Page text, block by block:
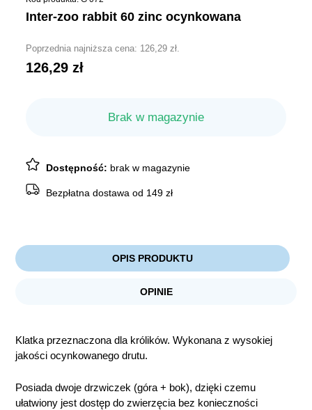
inter-zoo rabbit 60 zinc ocynkowana
Poprzednia najniższa cena: 126,29zł.
126,29zł
Brak w magazynie
Dostępność: brak w magazynie
Bezpłatna dostawa od 149 zł
OPIS PRODUKTU
OPINIE
Klatka przeznaczona dla królików. Wykonana z wysokiej
jakości ocynkowanego drutu.
Posiada dwoje drzwiczek (góra + bok), dzięki czemu
ułatwiony jest dostęp do zwierzęcia bez konieczności